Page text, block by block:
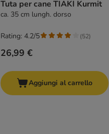
Tuta per cane TIAKI Kurmit
ca. 35 cm lungh. dorso
26,99 €
Rating: 4.2/5 (52)
Aggiungi al carrello